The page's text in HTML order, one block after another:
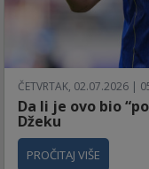
ČETVRTAK, 02.07.2026 |
Da li je ovo bio
Džeku
PROČITAJ VIŠE